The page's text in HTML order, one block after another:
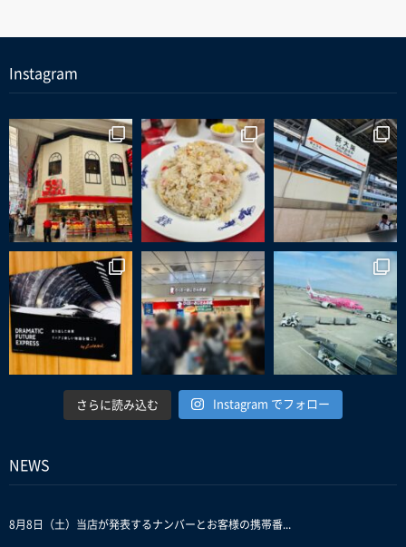
Instagram
さらに読み込む Instagram でフォロー
NEWS
8月8日（土）当店が発表するナンバーとお客様の携帯番...